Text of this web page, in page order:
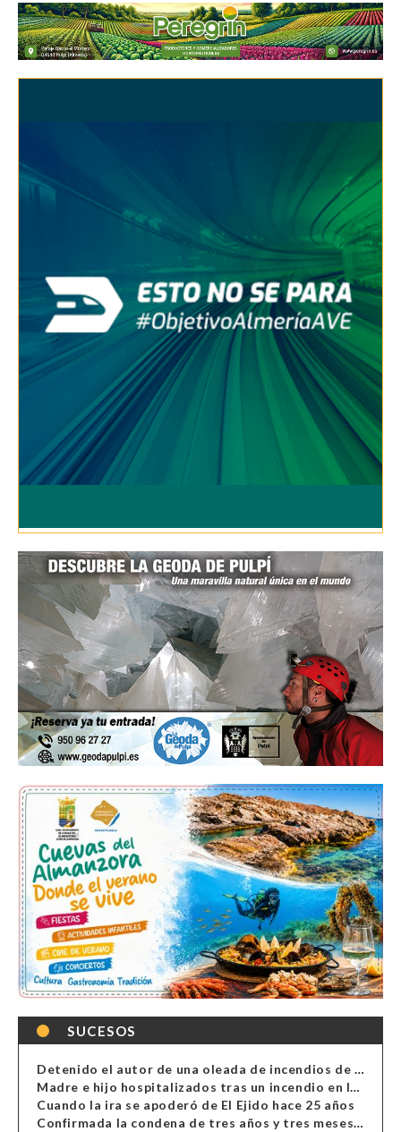
SUCESOS
Detenido el autor de una oleada de incendios de contenedores en Almería
Madre e hijo hospitalizados tras un incendio en la cocina de una vivienda en Almería
Cuando la ira se apoderó de El Ejido hace 25 años
Confirmada la condena de tres años y tres meses al hombre de Antas acusado de xenofobia